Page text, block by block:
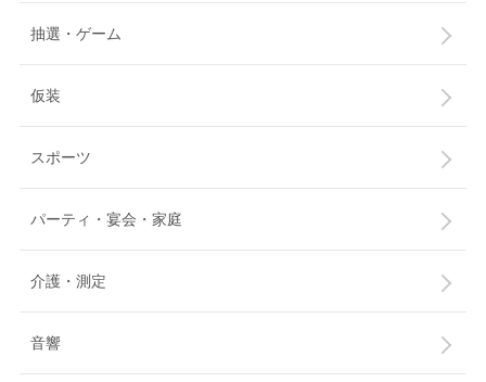
抽選・ゲーム
仮装
スポーツ
パーティ・宴会・家庭
介護・測定
音響